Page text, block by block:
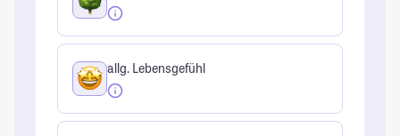
allg. Lebensgefühl